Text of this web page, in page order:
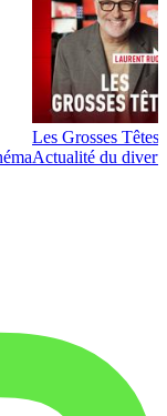
Les Grosses Têtes
Actualité du